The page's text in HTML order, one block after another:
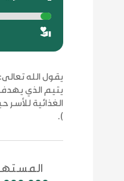
يقول الله
الغذائية
).